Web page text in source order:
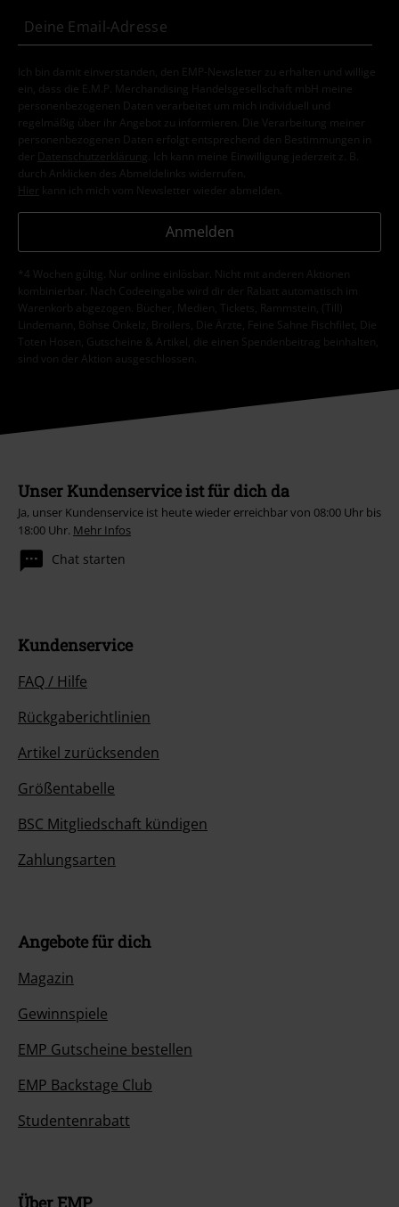
Ich bin damit einverstanden, den EMP-Newsletter zu erhalten und willige
ein, dass die E.M.P. Merchandising Handelsgesellschaft mbH meine
personenbezogenen Daten verarbeitet um mich individuell und
regelmäßig über ihr Angebot zu informieren. Die Verarbeitung meiner
personenbezogenen Daten erfolgt entsprechend den Bestimmungen in
der
Datenschutzerklärung
. Ich kann meine Einwilligung jederzeit z. B.
durch Anklicken des Abmeldelinks widerrufen.
Hier kann ich mich vom Newsletter wieder abmelden.
Anmelden
*4 Wochen gültig. Nur online einlösbar. Nicht mit anderen Aktionen
kombinierbar. Nach Codeeingabe wird dir der Rabatt automatisch im
Warenkorb abgezogen. Bücher, Medien, Tickets, Rammstein, (Till)
Lindemann, Böhse Onkelz, Broilers, Die Ärzte, Feine Sahne Fischfilet, Die
Toten Hosen, Gutscheine & Artikel, die einen Spendenbeitrag beinhalten,
sind von der Aktion ausgeschlossen.
Unser Kundenservice ist für dich da
Ja, unser Kundenservice ist heute wieder erreichbar von 08:00 Uhr bis
18:00 Uhr. Mehr Infos
Chat starten
Kundenservice
FAQ / Hilfe
Rückgaberichtlinien
Artikel zurücksenden
Größentabelle
BSC Mitgliedschaft kündigen
Zahlungsarten
Angebote für dich
Magazin
Gewinnspiele
EMP Gutscheine bestellen
EMP Backstage Club
Studentenrabatt
Über EMP